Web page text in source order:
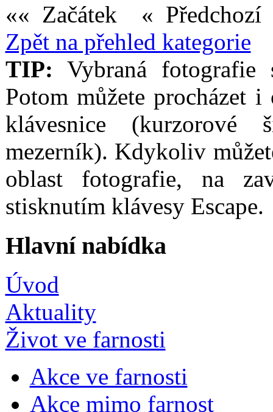
«« Začátek
« Předchozí
Zpět na přehled kategorie
TIP: Vybraná
Potom můžete procházet
klávesnice (kurzorové
mezerník). Kdykoliv
oblast fotografie, na
stisknutím klávesy Escape.
Hlavní nabídka
Úvod
Aktuality
Život ve farnosti
Akce ve farnosti
Akce mimo farnost